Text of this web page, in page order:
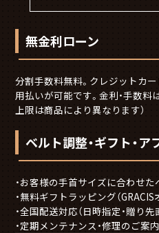
無金利ローン
分割手数料無料。クレジットカ
用払いが可能です。金利・手数料
上限は商品により異なります）
ベルト調整・ギフト・
お客様の手首サイズに合わせた
無料ギフトラッピング（GRACIS
全国配送対応（日時指定・贈り先
定期メンテナンス・修理のご案内